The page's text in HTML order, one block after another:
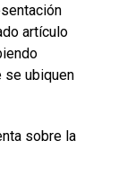
artículo
se ubiquen
sobre la